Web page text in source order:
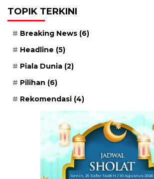
TOPIK TERKINI
Breaking News (6)
Headline (5)
Piala Dunia (2)
Pilihan (6)
Rekomendasi (4)
Senin, 25 Safar 1448 H / 10 Agustus 2026